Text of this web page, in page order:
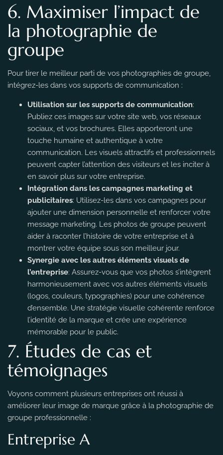
6. Maximiser l’impact de
la photographie de
groupe
Pour tirer le meilleur parti de vos photographies de groupe,
intégrez-les dans vos supports de communication :
Utilisation sur les supports de communication:
Publiez ces images sur votre site web, vos réseaux
sociaux, et vos brochures. Elles apporteront une
touche humaine et authentique à votre
communication. Les visuels attractifs et professionnels
peuvent capter l’attention des visiteurs et les inciter à
en savoir plus sur votre entreprise.
Intégration dans les campagnes marketing et
publicitaires: Utilisez-les dans vos campagnes pour
ajouter une dimension personnelle et renforcer votre
message marketing. Les photos de groupe peuvent
aider à raconter l’histoire de votre entreprise et à
montrer votre équipe sous son meilleur jour.
Synergie avec les autres éléments visuels de
l’entreprise: Assurez-vous que vos photos s’intègrent
harmonieusement avec vos autres éléments visuels
(logos, couleurs, typographies) pour une cohérence
d’ensemble. Une stratégie visuelle cohérente renforce
l’identité de la marque et crée une expérience
mémorable pour le public.
7. Études de cas et
témoignages
Voyons comment plusieurs entreprises ont réussi à
améliorer leur image de marque grâce à la photographie de
groupe professionnelle :
Entreprise A